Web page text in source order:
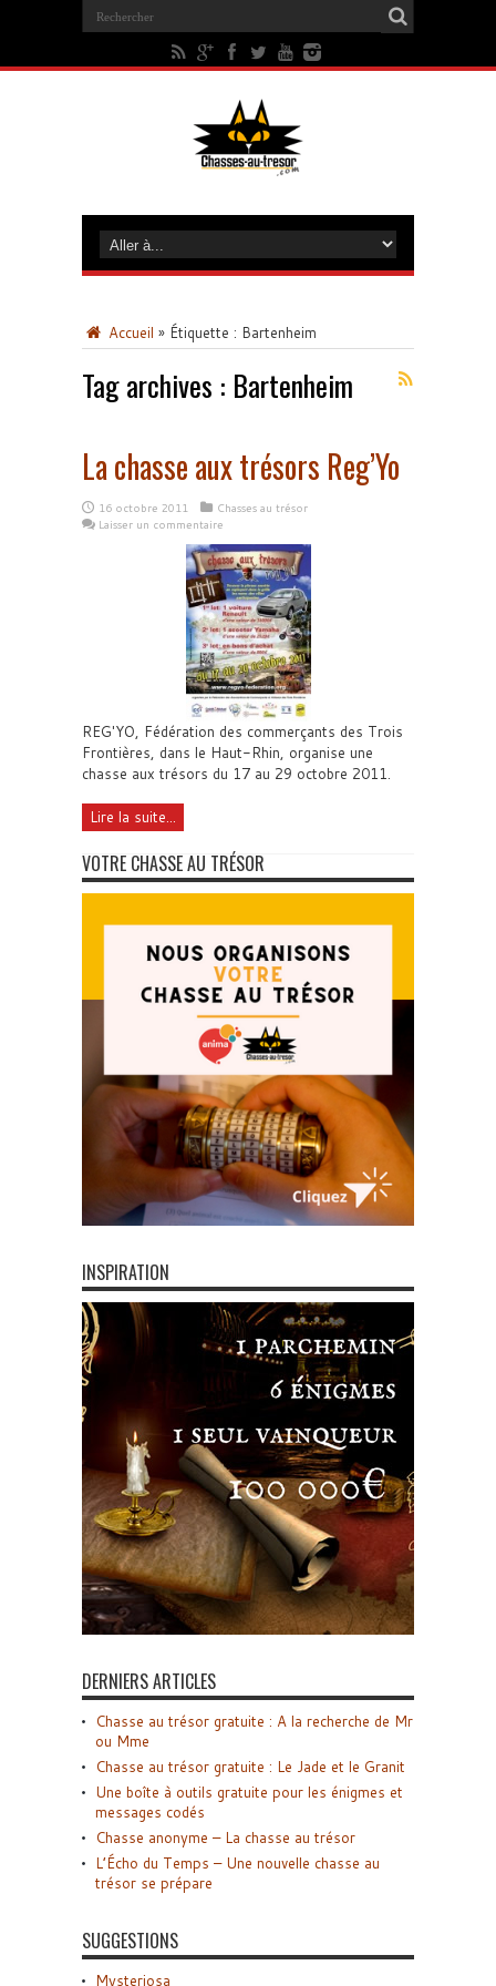
Accueil » Étiquette : Bartenheim
Tag archives : Bartenheim
La chasse aux trésors Reg’Yo
16 octobre 2011
Chasses au trésor
Laisser un commentaire
REG'YO, Fédération des commerçants des Trois
Frontières, dans le Haut-Rhin, organise une
chasse aux trésors du 17 au 29 octobre 2011.
Lire la suite...
VOTRE CHASSE AU TRÉSOR
INSPIRATION
DERNIERS ARTICLES
Chasse au trésor gratuite : A la recherche de Mr
ou Mme
Chasse au trésor gratuite : Le Jade et le Granit
Une boîte à outils gratuite pour les énigmes et
messages codés
Chasse anonyme – La chasse au trésor
L’Écho du Temps – Une nouvelle chasse au
trésor se prépare
SUGGESTIONS
Mysteriosa